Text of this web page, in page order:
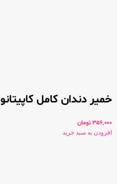
خمیر دندان کامل کاپیتانو
356,000 تومان
افزودن به سبد خرید